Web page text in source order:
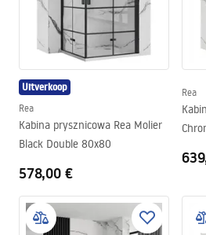
Uitverkoop
Rea
Kabina prysznicowa Rea Molier
Black Double 80x80
578,00 €
Rea